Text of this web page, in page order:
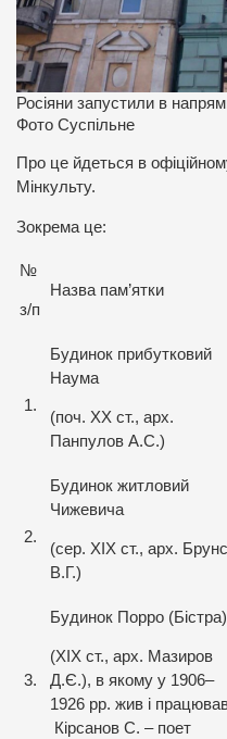
Росіяни запустили в
Фото Суспільне
Про це йдеться в
Мінкульту.
Зокрема це:
№
з/п
Назва пам’ятки
1.
Будинок прибутковий
Наума
(поч. XX ст., арх.
Панпулов А.С.)
2.
Будинок житловий
Чижевича
(сер. ХІХ ст., арх. Брунс
В.Г.)
3.
Будинок Порро (Бістра)
(XIX ст., арх. Мазиров
Д.Є.), в якому у 1906–
1926 рр. жив і
Кірсанов С. – поет